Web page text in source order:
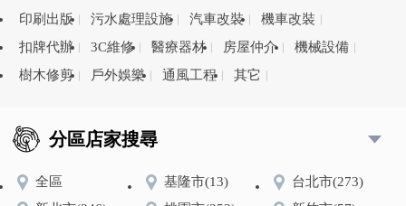
印刷出版
污水處理設施 汽車改裝
機車改裝
扣牌代辦
3C維修 醫療器材 房屋仲介
機械設備
樹木修剪
戶外娛樂 通風工程 其它
分區店家搜尋
全區 基隆市(13) 台北市(273)